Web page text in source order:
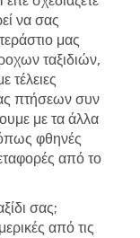
να σας
μας
ταξιδιών,
πτήσεων συν
με τα άλλα
όπως φθηνές
από το
σας;
από τις